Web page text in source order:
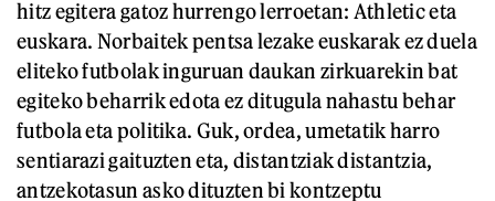
hitz egitera gatoz hurrengo lerroetan: Athletic eta
euskara. Norbaitek pentsa lezake euskarak ez duela
eliteko futbolak inguruan daukan zirkuarekin bat
egiteko beharrik edota ez ditugula nahastu behar
futbola eta politika. Guk, ordea, umetatik harro
sentiarazi gaituzten eta, distantziak distantzia,
antzekotasun asko dituzten bi kontzeptu